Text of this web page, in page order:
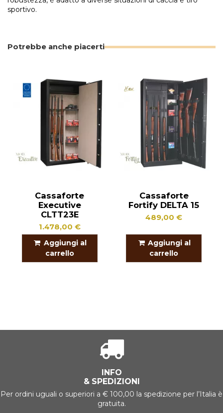
sportivo.
Potrebbe anche piacerti
Cassaforte
Executive
CLTT23E
1.478,00 €
Aggiungi al
carrello
Cassaforte
Fortify DELTA 15
489,00 €
Aggiungi al
carrello
INFO
& SPEDIZIONI
Per ordini uguali o superiori a € 100,00 la spedizione per l’Italia è
gratuita.